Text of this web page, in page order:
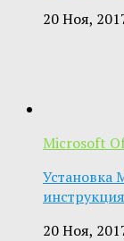
20 Ноя,
Microsoft
Установка
инструкция
20 Ноя,